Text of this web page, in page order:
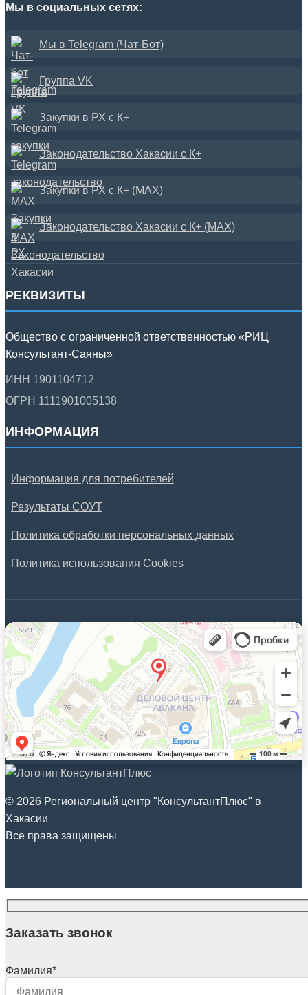
Мы в социальных сетях:
Мы в Telegram (Чат-Бот)
Группа VK
Закупки в РХ с К+
Законодательство Хакасии с К+
Закупки в РХ с К+ (MAX)
Законодательство Хакасии с К+ (MAX)
РЕКВИЗИТЫ
Общество с ограниченной ответственностью «РИЦ
Консультант-Саяны»
ИНН 1901104712
ОГРН 1111901005138
ИНФОРМАЦИЯ
Информация для потребителей
Результаты СОУТ
Политика обработки персональных данных
Политика использования Cookies
© 2026 Региональный центр "КонсультантПлюс" в
Хакасии
Все права защищены
Заказать звонок
Фамилия*